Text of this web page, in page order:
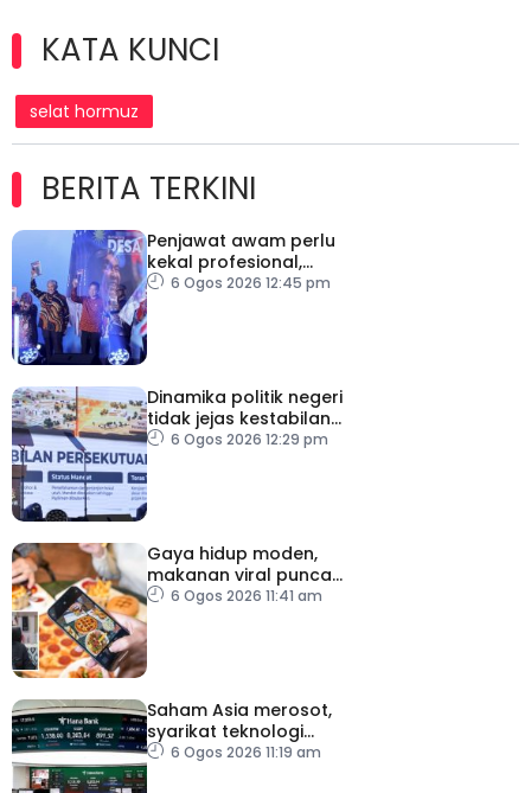
KATA KUNCI
selat hormuz
BERITA TERKINI
Penjawat awam perlu
kekal profesional,
berkecuali ketika laksana
6 Ogos 2026 12:45 pm
Dinamika politik negeri
tidak jejas kestabilan
Kerajaan Perpaduan
6 Ogos 2026 12:29 pm
Gaya hidup moden,
makanan viral punca
kolesterol tinggi, penyakit
6 Ogos 2026 11:41 am
Saham Asia merosot,
syarikat teknologi
kembali tertekan
6 Ogos 2026 11:19 am